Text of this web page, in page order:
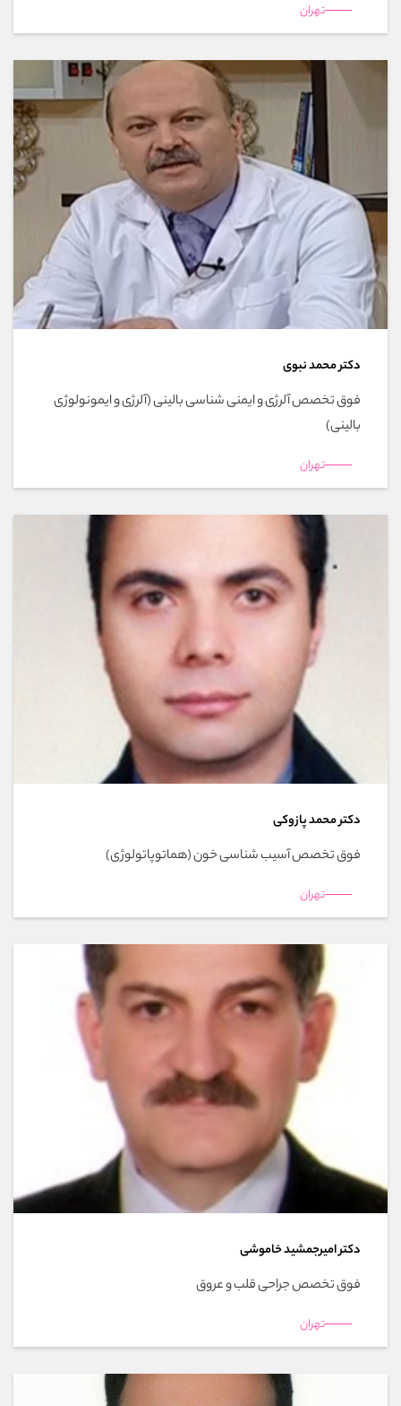
تهران
دکتر محمد نبوی
فوق تخصص آلرژی و ایمنی شناسی بالینی (آلرژی و ایمونولوژی
بالینی)
تهران
دکتر محمد پازوکی
فوق تخصص آسیب شناسی خون (هماتوپاتولوژی)
تهران
دکتر امیرجمشید خاموشی
فوق تخصص جراحی قلب و عروق
تهران